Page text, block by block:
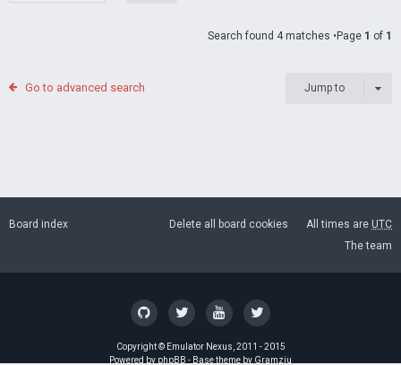
Search found 4 matches •Page 1 of 1
Go to advanced search Jump to
Board index All times are UTC
Delete all board cookies
The team
Copyright © Emulator Nexus , 2011 - 2015
Powered by phpBB - Base theme by Gramziu